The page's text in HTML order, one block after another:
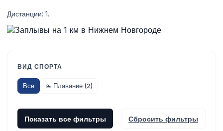
Дистанции: 1.
ВИД СПОРТА
Все 🏊 Плавание (2)
Показать все фильтры Сбросить фильтры